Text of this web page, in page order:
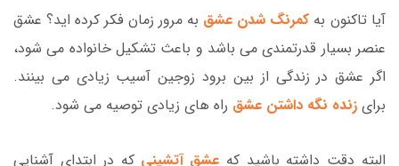
آیا تاکنون به کمرنگ شدن عشق به مرور زمان فکر کرده اید؟ عشق
عنصر بسیار قدرتمندی می باشد و باعث تشکیل خانواده می شود،
اگر عشق در زندگی از بین برود زوجین آسیب زیادی می بینند.
برای زنده نگه داشتن عشق راه های زیادی توصیه می شود.
البته دقت داشته باشید که عشق آتشینی که در ابتدای آشنایی